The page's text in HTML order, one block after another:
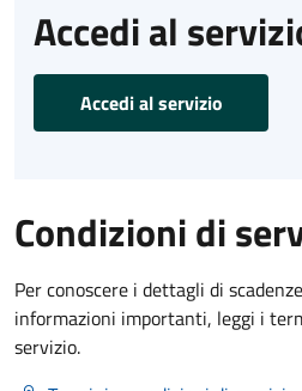
Accedi al
Accedi al servizio
Condizioni di
Per conoscere i dettagli di
informazioni importanti, leggi i
servizio.